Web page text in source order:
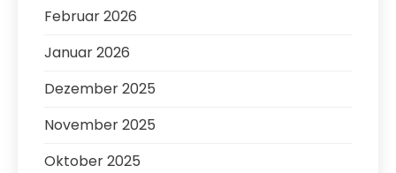
Februar 2026
Januar 2026
Dezember 2025
November 2025
Oktober 2025